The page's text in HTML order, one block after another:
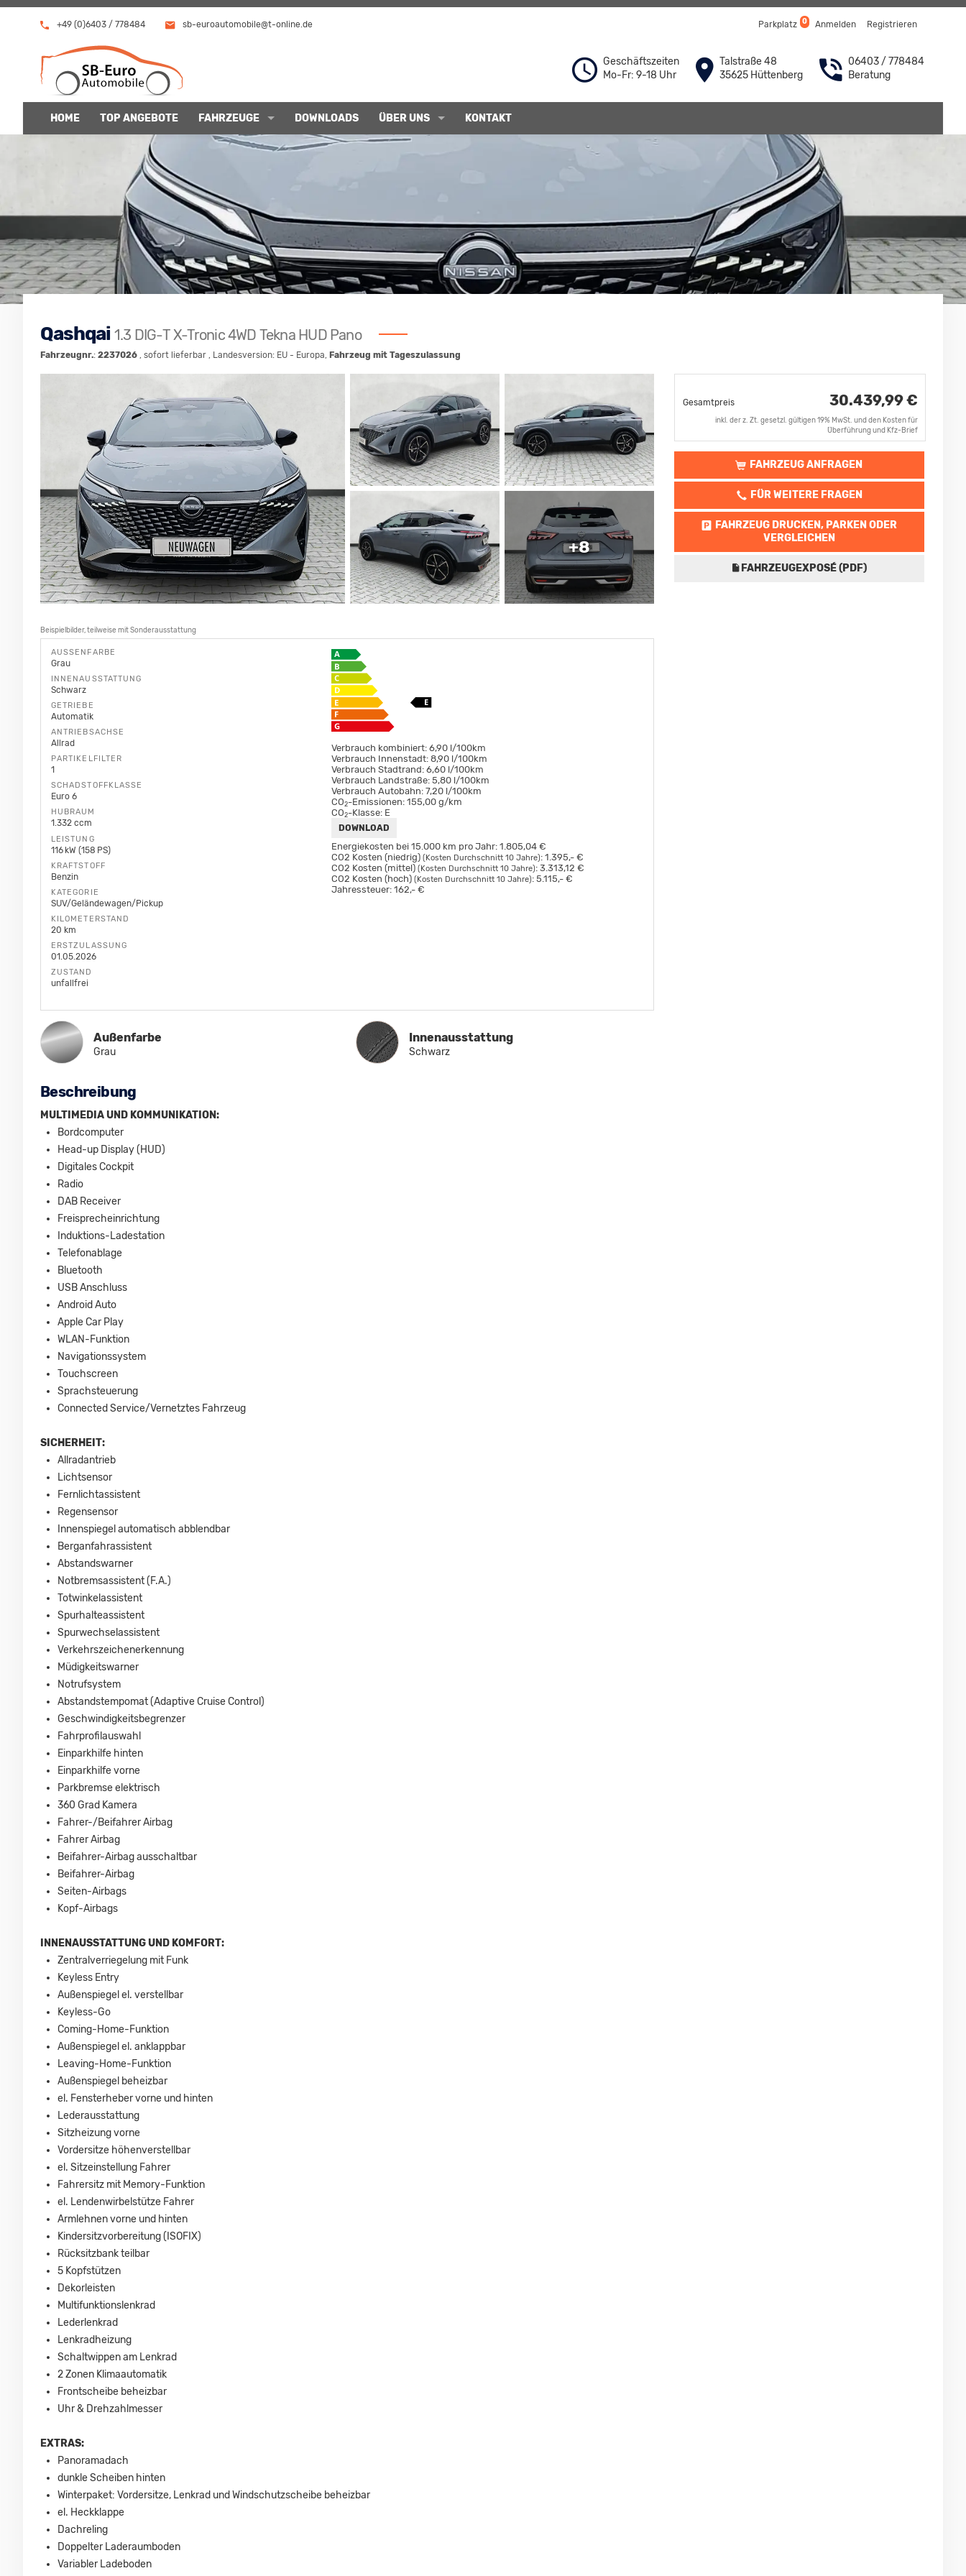
+49 (0)6403 / 778484 sb-euroautomobile@t-online.de Parkplatz 0 Anmelden Registrieren
Geschäftszeiten
Mo-Fr: 9-18 Uhr
Talstraße 48
35625 Hüttenberg
06403 / 778484
Beratung
HOME TOP ANGEBOTE FAHRZEUGE DOWNLOADS ÜBER UNS KONTAKT
Qashqai 1.3 DIG-T X-Tronic 4WD Tekna HUD Pano
Fahrzeugnr.: 2237026 , sofort lieferbar , Landesversion: EU - Europa, Fahrzeug mit Tageszulassung
Gesamtpreis 30.439,99 €
inkl. der z. Zt. gesetzl. gültigen 19% MwSt. und den Kosten für
Überführung und Kfz-Brief
FAHRZEUG ANFRAGEN
FÜR WEITERE FRAGEN
FAHRZEUG DRUCKEN, PARKEN ODER
VERGLEICHEN
FAHRZEUGEXPOSÉ (PDF)
+8
Beispielbilder, teilweise mit Sonderausstattung
AUSSENFARBE
Grau
INNENAUSSTATTUNG
Schwarz
GETRIEBE
Automatik
ANTRIEBSACHSE
Allrad
PARTIKELFILTER
1
SCHADSTOFFKLASSE
Euro 6
HUBRAUM
1.332 ccm
LEISTUNG
116 kW (158 PS)
KRAFTSTOFF
Benzin
KATEGORIE
SUV/Geländewagen/Pickup
KILOMETERSTAND
20 km
ERSTZULASSUNG
01.05.2026
ZUSTAND
unfallfrei
Verbrauch kombiniert: 6,90 l/100km
Verbrauch Innenstadt: 8,90 l/100km
Verbrauch Stadtrand: 6,60 l/100km
Verbrauch Landstraße: 5,80 l/100km
Verbrauch Autobahn: 7,20 l/100km
CO2-Emissionen: 155,00 g/km
CO2-Klasse: E
DOWNLOAD
Energiekosten bei 15.000 km pro Jahr: 1.805,04 €
CO2 Kosten (niedrig) (Kosten Durchschnitt 10 Jahre): 1.395,- €
CO2 Kosten (mittel) (Kosten Durchschnitt 10 Jahre): 3.313,12 €
CO2 Kosten (hoch) (Kosten Durchschnitt 10 Jahre): 5.115,- €
Jahressteuer: 162,- €
Außenfarbe
Grau
Innenausstattung
Innenausstattung
Schwarz
Beschreibung
MULTIMEDIA UND KOMMUNIKATION:
Bordcomputer
Head-up Display (HUD)
Digitales Cockpit
Radio
DAB Receiver
Freisprecheinrichtung
Induktions-Ladestation
Telefonablage
Bluetooth
USB Anschluss
Android Auto
Apple Car Play
WLAN-Funktion
Navigationssystem
Touchscreen
Sprachsteuerung
Connected Service/Vernetztes Fahrzeug
SICHERHEIT:
Allradantrieb
Lichtsensor
Fernlichtassistent
Regensensor
Innenspiegel automatisch abblendbar
Berganfahrassistent
Abstandswarner
Notbremsassistent (F.A.)
Totwinkelassistent
Spurhalteassistent
Spurwechselassistent
Verkehrszeichenerkennung
Müdigkeitswarner
Notrufsystem
Abstandstempomat (Adaptive Cruise Control)
Geschwindigkeitsbegrenzer
Fahrprofilauswahl
Einparkhilfe hinten
Einparkhilfe vorne
Parkbremse elektrisch
360 Grad Kamera
Fahrer-/Beifahrer Airbag
Fahrer Airbag
Beifahrer-Airbag ausschaltbar
Beifahrer-Airbag
Seiten-Airbags
Kopf-Airbags
INNENAUSSTATTUNG UND KOMFORT:
Zentralverriegelung mit Funk
Keyless Entry
Außenspiegel el. verstellbar
Keyless-Go
Coming-Home-Funktion
Außenspiegel el. anklappbar
Leaving-Home-Funktion
Außenspiegel beheizbar
el. Fensterheber vorne und hinten
Lederausstattung
Sitzheizung vorne
Vordersitze höhenverstellbar
el. Sitzeinstellung Fahrer
Fahrersitz mit Memory-Funktion
el. Lendenwirbelstütze Fahrer
Armlehnen vorne und hinten
Kindersitzvorbereitung (ISOFIX)
Rücksitzbank teilbar
5 Kopfstützen
Dekorleisten
Multifunktionslenkrad
Lederlenkrad
Lenkradheizung
Schaltwippen am Lenkrad
2 Zonen Klimaautomatik
Frontscheibe beheizbar
Uhr & Drehzahlmesser
EXTRAS:
Panoramadach
dunkle Scheiben hinten
Winterpaket: Vordersitze, Lenkrad und Windschutzscheibe beheizbar
el. Heckklappe
Dachreling
Doppelter Laderaumboden
Variabler Ladeboden